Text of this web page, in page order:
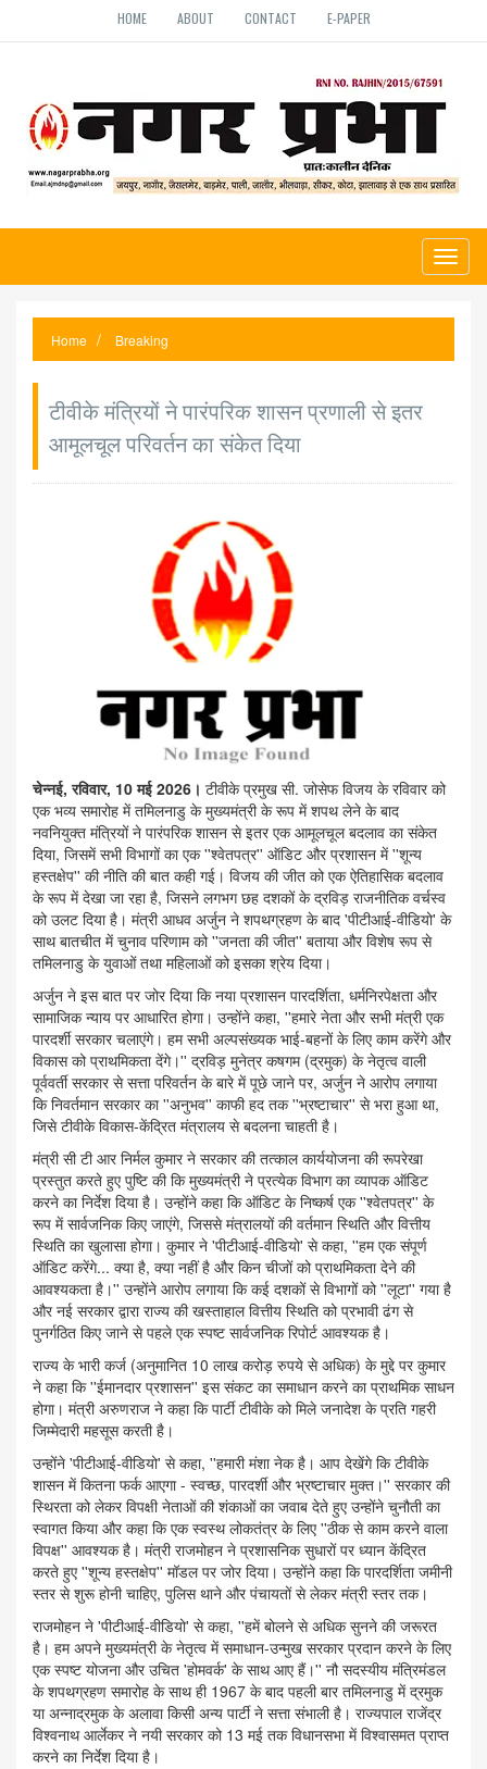
HOME ABOUT CONTACT E-PAPER
Home Breaking
टीवीके मंत्रियों ने पारंपरिक शासन प्रणाली से इतर
आमूलचूल परिवर्तन का संकेत दिया
चेन्नई, रविवार, 10 मई 2026। टीवीके प्रमुख सी. जोसेफ विजय के रविवार को
एक भव्य समारोह में तमिलनाडु के मुख्यमंत्री के रूप में शपथ लेने के बाद
नवनियुक्त मंत्रियों ने पारंपरिक शासन से इतर एक आमूलचूल बदलाव का संकेत
दिया, जिसमें सभी विभागों का एक ''श्वेतपत्र'' ऑडिट और प्रशासन में ''शून्य
हस्तक्षेप'' की नीति की बात कही गई। विजय की जीत को एक ऐतिहासिक बदलाव
के रूप में देखा जा रहा है, जिसने लगभग छह दशकों के द्रविड़ राजनीतिक वर्चस्व
को उलट दिया है। मंत्री आधव अर्जुन ने शपथग्रहण के बाद 'पीटीआई-वीडियो' के
साथ बातचीत में चुनाव परिणाम को ''जनता की जीत'' बताया और विशेष रूप से
तमिलनाडु के युवाओं तथा महिलाओं को इसका श्रेय दिया।
अर्जुन ने इस बात पर जोर दिया कि नया प्रशासन पारदर्शिता, धर्मनिरपेक्षता और
सामाजिक न्याय पर आधारित होगा। उन्होंने कहा, ''हमारे नेता और सभी मंत्री एक
पारदर्शी सरकार चलाएंगे। हम सभी अल्पसंख्यक भाई-बहनों के लिए काम करेंगे और
विकास को प्राथमिकता देंगे।'' द्रविड़ मुनेत्र कषगम (द्रमुक) के नेतृत्व वाली
पूर्ववर्ती सरकार से सत्ता परिवर्तन के बारे में पूछे जाने पर, अर्जुन ने आरोप लगाया
कि निवर्तमान सरकार का ''अनुभव'' काफी हद तक ''भ्रष्टाचार'' से भरा हुआ था,
जिसे टीवीके विकास-केंद्रित मंत्रालय से बदलना चाहती है।
मंत्री सी टी आर निर्मल कुमार ने सरकार की तत्काल कार्ययोजना की रूपरेखा
प्रस्तुत करते हुए पुष्टि की कि मुख्यमंत्री ने प्रत्येक विभाग का व्यापक ऑडिट
करने का निर्देश दिया है। उन्होंने कहा कि ऑडिट के निष्कर्ष एक ''श्वेतपत्र'' के
रूप में सार्वजनिक किए जाएंगे, जिससे मंत्रालयों की वर्तमान स्थिति और वित्तीय
स्थिति का खुलासा होगा। कुमार ने 'पीटीआई-वीडियो' से कहा, ''हम एक संपूर्ण
ऑडिट करेंगे... क्या है, क्या नहीं है और किन चीजों को प्राथमिकता देने की
आवश्यकता है।'' उन्होंने आरोप लगाया कि कई दशकों से विभागों को ''लूटा'' गया है
और नई सरकार द्वारा राज्य की खस्ताहाल वित्तीय स्थिति को प्रभावी ढंग से
पुनर्गठित किए जाने से पहले एक स्पष्ट सार्वजनिक रिपोर्ट आवश्यक है।
राज्य के भारी कर्ज (अनुमानित 10 लाख करोड़ रुपये से अधिक) के मुद्दे पर कुमार
ने कहा कि ''ईमानदार प्रशासन'' इस संकट का समाधान करने का प्राथमिक साधन
होगा। मंत्री अरुणराज ने कहा कि पार्टी टीवीके को मिले जनादेश के प्रति गहरी
जिम्मेदारी महसूस करती है।
उन्होंने 'पीटीआई-वीडियो' से कहा, ''हमारी मंशा नेक है। आप देखेंगे कि टीवीके
शासन में कितना फर्क आएगा - स्वच्छ, पारदर्शी और भ्रष्टाचार मुक्त।'' सरकार की
स्थिरता को लेकर विपक्षी नेताओं की शंकाओं का जवाब देते हुए उन्होंने चुनौती का
स्वागत किया और कहा कि एक स्वस्थ लोकतंत्र के लिए ''ठीक से काम करने वाला
विपक्ष'' आवश्यक है। मंत्री राजमोहन ने प्रशासनिक सुधारों पर ध्यान केंद्रित
करते हुए ''शून्य हस्तक्षेप'' मॉडल पर जोर दिया। उन्होंने कहा कि पारदर्शिता जमीनी
स्तर से शुरू होनी चाहिए, पुलिस थाने और पंचायतों से लेकर मंत्री स्तर तक।
राजमोहन ने 'पीटीआई-वीडियो' से कहा, ''हमें बोलने से अधिक सुनने की जरूरत
है। हम अपने मुख्यमंत्री के नेतृत्व में समाधान-उन्मुख सरकार प्रदान करने के लिए
एक स्पष्ट योजना और उचित 'होमवर्क' के साथ आए हैं।'' नौ सदस्यीय मंत्रिमंडल
के शपथग्रहण समारोह के साथ ही 1967 के बाद पहली बार तमिलनाडु में द्रमुक
या अन्नाद्रमुक के अलावा किसी अन्य पार्टी ने सत्ता संभाली है। राज्यपाल राजेंद्र
विश्वनाथ आर्लेकर ने नयी सरकार को 13 मई तक विधानसभा में विश्वासमत प्राप्त
करने का निर्देश दिया है।